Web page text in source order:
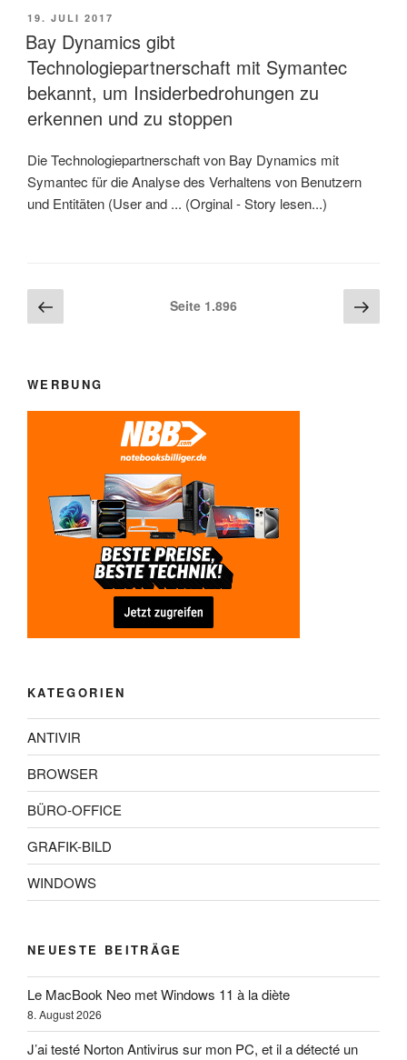
VERÖFFENTLICHT
AM
19. JULI 2017
Bay Dynamics gibt
Technologiepartnerschaft mit Symantec
bekannt, um Insiderbedrohungen zu
erkennen und zu stoppen
Die Technologiepartnerschaft von Bay Dynamics mit
Symantec für die Analyse des Verhaltens von Benutzern
und Entitäten (User and ... (Orginal - Story lesen...)
Beitragsnavigation
Seite
Seite 1.896
Seite
WERBUNG
KATEGORIEN
ANTIVIR
BROWSER
BÜRO-OFFICE
GRAFIK-BILD
WINDOWS
NEUESTE BEITRÄGE
Le MacBook Neo met Windows 11 à la diète
8. August 2026
J’ai testé Norton Antivirus sur mon PC, et il a détecté un